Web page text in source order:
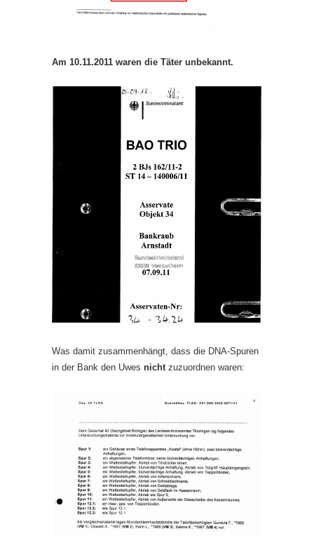
Am 10.11.2011 waren die Täter unbekannt.
Was damit zusammenhängt, dass die DNA-Spuren
in der Bank den Uwes nichtzuzuordnen waren: